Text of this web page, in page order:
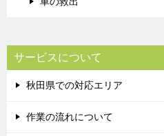
サービスについて
秋田県での対応エリア
作業の流れについて